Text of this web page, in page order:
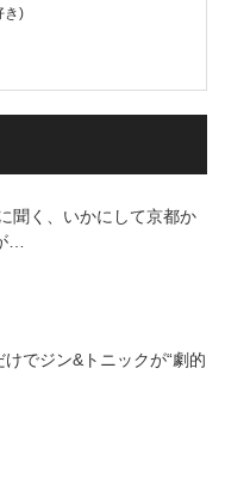
き)
聞く、いかにして京都か
…
でジン&トニックが“劇的